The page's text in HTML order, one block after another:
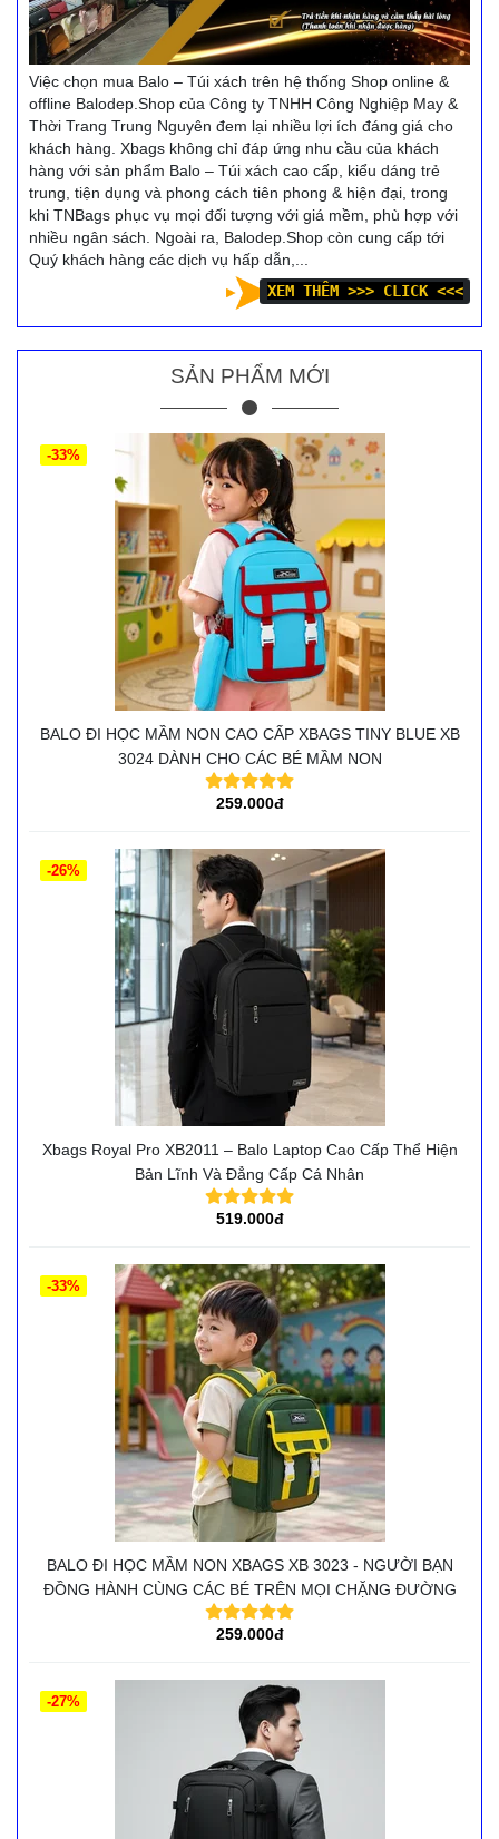
Việc chọn mua Balo – Túi xách trên hệ thống Shop online &
offline Balodep.Shop của Công ty TNHH Công Nghiệp May &
Thời Trang Trung Nguyên đem lại nhiều lợi ích đáng giá cho
khách hàng. Xbags không chỉ đáp ứng nhu cầu của khách
hàng với sản phẩm Balo – Túi xách cao cấp, kiểu dáng trẻ
trung, tiện dụng và phong cách tiên phong & hiện đại, trong
khi TNBags phục vụ mọi đối tượng với giá mềm, phù hợp với
nhiều ngân sách. Ngoài ra, Balodep.Shop còn cung cấp tới
Quý khách hàng các dịch vụ hấp dẫn,...
XEM THÊM >>> CLICK <<<
SẢN PHẨM MỚI
BALO ĐI HỌC MẦM NON CAO CẤP XBAGS TINY BLUE XB
3024 DÀNH CHO CÁC BÉ MẦM NON
259.000đ
-33%
Xbags Royal Pro XB2011 – Balo Laptop Cao Cấp Thể Hiện
Bản Lĩnh Và Đẳng Cấp Cá Nhân
519.000đ
-26%
BALO ĐI HỌC MẦM NON XBAGS XB 3023 - NGƯỜI BẠN
ĐỒNG HÀNH CÙNG CÁC BÉ TRÊN MỌI CHẶNG ĐƯỜNG
259.000đ
-33%
-27%